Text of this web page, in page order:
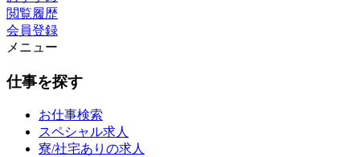
閲覧履歴
会員登録
メニュー
仕事を探す
お仕事検索
スペシャル求人
寮/社宅ありの求人